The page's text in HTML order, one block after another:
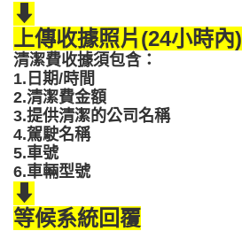
⬇
上傳收據照片(24小時內)
清潔費收據須包含：
1.日期/時間
2.清潔費金額
3.提供清潔的公司名稱
4.駕駛名稱
5.車號
6.車輛型號
⬇
等候系統回覆